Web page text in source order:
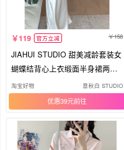
119 官方立减 158
JIAHUI STUDIO 甜美减龄套装女
蝴蝶结背心上衣缎面半身裙两件
套
淘宝好物 意秋白 STUDIO
优惠39元